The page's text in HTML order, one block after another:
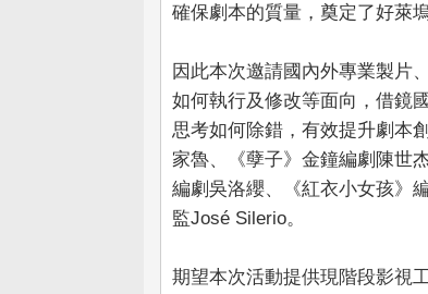
確保劇本的質量，奠定了好萊
因此本次邀請國內外專業製片
如何執行及修改等面向，借鏡
思考如何除錯，有效提升劇本
家魯、《孽子》金鐘編劇陳世
編劇吳洛纓、《紅衣小女孩》
監José Silerio。
期望本次活動提供現階段影視